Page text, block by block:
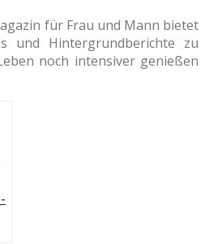
für Frau und Mann bietet
und Hintergrundberichte zu
noch intensiver genießen